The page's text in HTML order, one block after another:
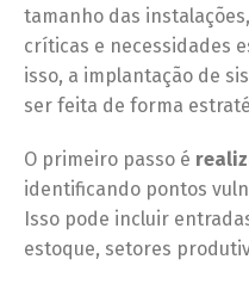
tamanho das
críticas e necessidades
isso, a implantação de
ser feita de forma
O primeiro passo é
identificando pontos
Isso pode incluir
estoque, setores